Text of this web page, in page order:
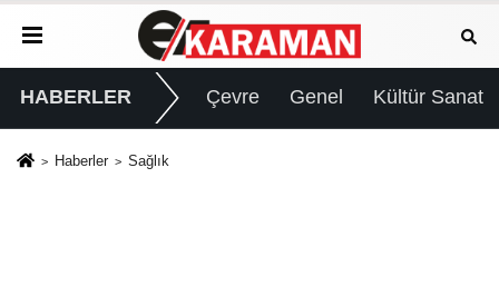
HABERLER Çevre Genel Kültür Sanat
Haberler Sağlık